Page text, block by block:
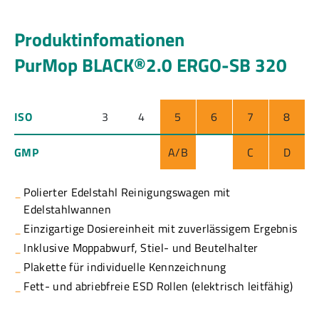
Produktinfomationen
PurMop BLACK®2.0 ERGO-SB 320
ISO 3 4 5 6 7 8
GMP A/B C D
Polierter Edelstahl Reinigungswagen mit
Edelstahlwannen
Einzigartige Dosiereinheit mit zuverlässigem Ergebnis
Inklusive Moppabwurf, Stiel- und Beutelhalter
Plakette für individuelle Kennzeichnung
Fett- und abriebfreie ESD Rollen (elektrisch leitfähig)